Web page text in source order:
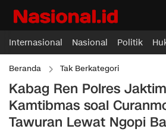
Internasional Nasional Politik
Beranda Tak Berkategori
Kabag Ren Polres
Kamtibmas soal
Tawuran Lewat Ngopi